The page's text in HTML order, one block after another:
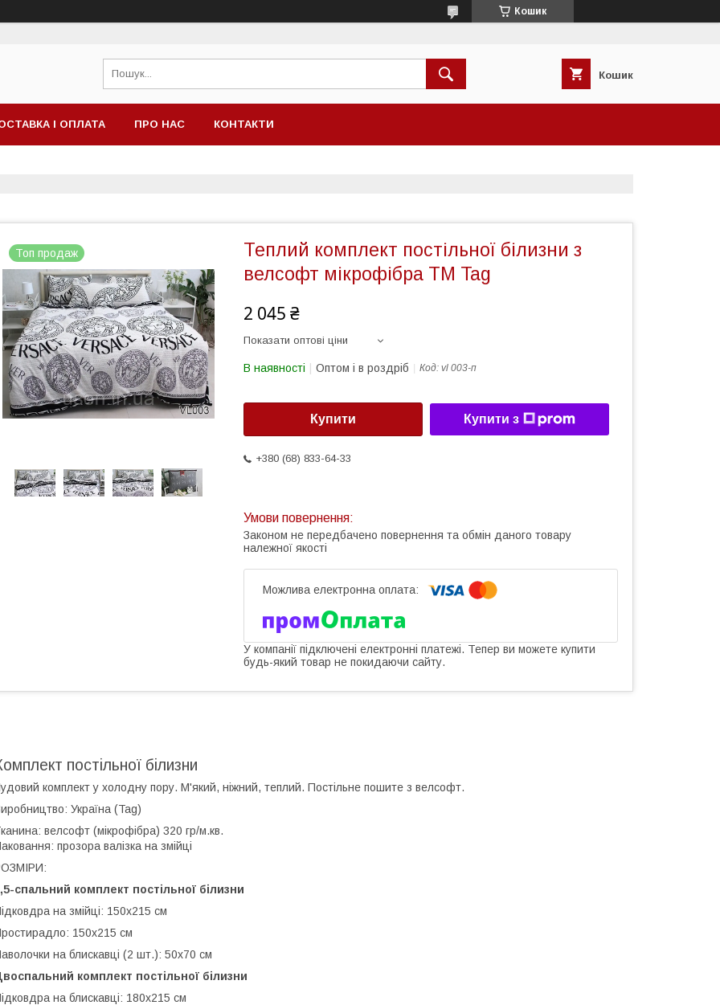
Кошик
Кошик
І ОПЛАТА ПРО НАС КОНТАКТИ
Топ продаж
Теплий комплект постільної білизни з
велсофт мікрофібра ТМ Tag
2 045 ₴
Показати оптові ціни
В наявності Оптом і в роздріб Код: vl 003-п
Купити Купити з
+380 (68) 833-64-33
Законом не передбачено повернення та обмін даного товару
належної якості
У компанії підключені електронні платежі. Тепер ви можете купити
будь-який товар не покидаючи сайту.
постільної білизни
комплект у холодну пору. М'який, ніжний, теплий. Постільне пошите з велсофт.
Україна (Tag)
велсофт (мікрофібра) 320 гр/м.кв.
прозора валізка на змійці
спальний комплект постільної білизни
на змійці: 150x215 см
150x215 см
на блискавці (2 шт.): 50х70 см
комплект постільної білизни
на блискавці: 180x215 см